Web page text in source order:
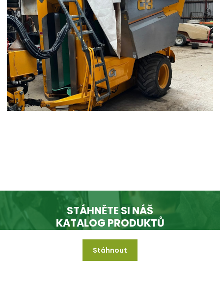
STÁHNĚTE SI NÁŠ
KATALOG PRODUKTŮ
Stáhnout